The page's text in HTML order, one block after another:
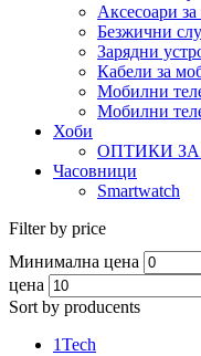
Аксесоари
Безжични
Зарядни
Кабели за
Мобилни
Мобилни
Хоби
ОПТИКИ
Часовници
Smartwatch
Filter by price
Минимална цена
цена
Sort by producents
1Tech